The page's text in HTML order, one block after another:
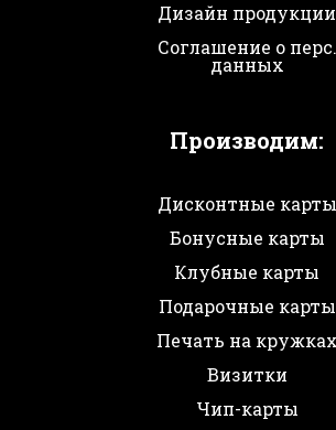
Дизайн продукции
Соглашение о перс.
данных
Производим:
Дисконтные карты
Бонусные карты
Клубные карты
Подарочные карты
Печать на кружках
Визитки
Чип-карты